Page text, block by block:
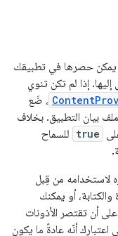
يمكن حصرها في تطبيقك
إذا لم تكن تنوي
، ضَع
بيان التطبيق. بخلاف
true للسماح
لاستخدامه من قِبل
والكتابة، أو يمكنك
أن تقتصر الأذونات
أنّه عادةً ما يكون